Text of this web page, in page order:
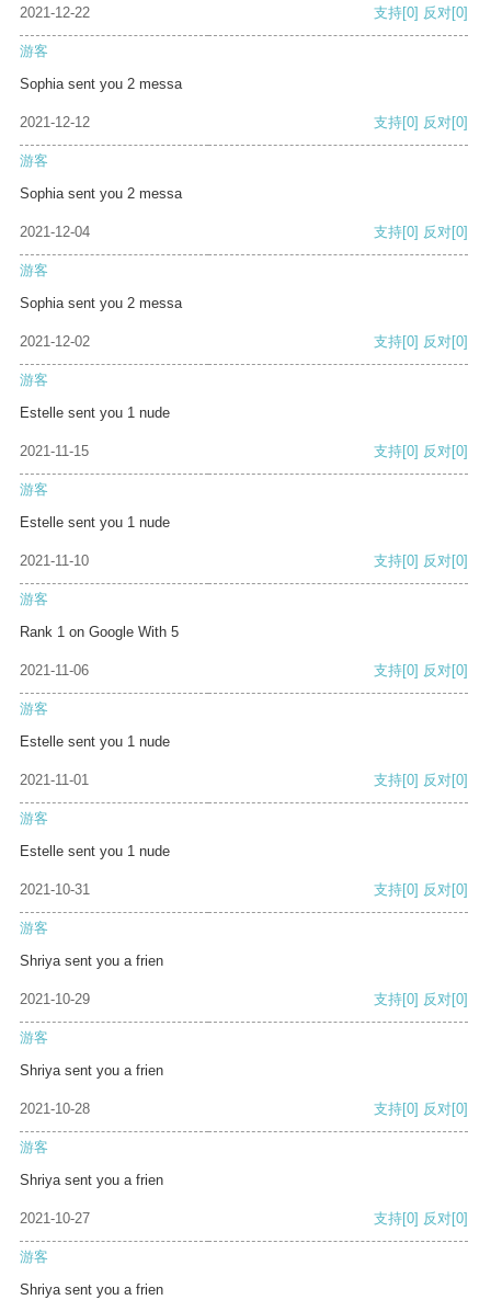
2021-12-22 支持[0] 反对[0]
游客
Sophia sent you 2 messa
2021-12-12 支持[0] 反对[0]
游客
Sophia sent you 2 messa
2021-12-04 支持[0] 反对[0]
游客
Sophia sent you 2 messa
2021-12-02 支持[0] 反对[0]
游客
Estelle sent you 1 nude
2021-11-15 支持[0] 反对[0]
游客
Estelle sent you 1 nude
2021-11-10 支持[0] 反对[0]
游客
Rank 1 on Google With 5
2021-11-06 支持[0] 反对[0]
游客
Estelle sent you 1 nude
2021-11-01 支持[0] 反对[0]
游客
Estelle sent you 1 nude
2021-10-31 支持[0] 反对[0]
游客
Shriya sent you a frien
2021-10-29 支持[0] 反对[0]
游客
Shriya sent you a frien
2021-10-28 支持[0] 反对[0]
游客
Shriya sent you a frien
2021-10-27 支持[0] 反对[0]
游客
Shriya sent you a frien